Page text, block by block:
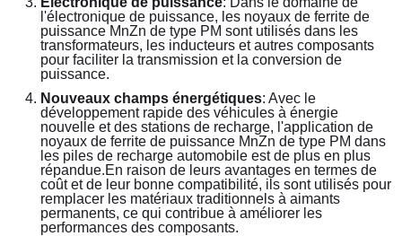
l'électronique de puissance, les noyaux de ferrite de
puissance MnZn de type PM sont utilisés dans les
transformateurs, les inducteurs et autres composants
pour faciliter la transmission et la conversion de
puissance.
Nouveaux champs énergétiques: Avec le
développement rapide des véhicules à énergie
nouvelle et des stations de recharge, l'application de
noyaux de ferrite de puissance MnZn de type PM dans
les piles de recharge automobile est de plus en plus
répandue.En raison de leurs avantages en termes de
coût et de leur bonne compatibilité, ils sont utilisés pour
remplacer les matériaux traditionnels à aimants
permanents, ce qui contribue à améliorer les
performances des composants.